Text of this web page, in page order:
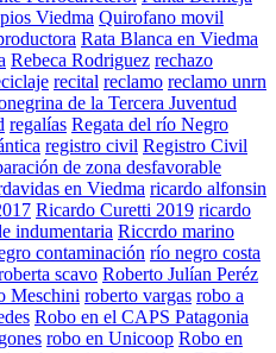
Viedma Quirofano movil
Rata Blanca en Viedma
Rebeca Rodriguez rechazo
recital reclamo reclamo unrn
de la Tercera Juventud
regalías Regata del río Negro
registro civil Registro Civil
de zona desfavorable
en Viedma ricardo alfonsin
Ricardo Curetti 2019 ricardo
indumentaria Riccrdo marino
contaminación río negro costa
scavo Roberto Julían Peréz
Meschini roberto vargas robo a
Robo en el CAPS Patagonia
robo en Unicoop Robo en